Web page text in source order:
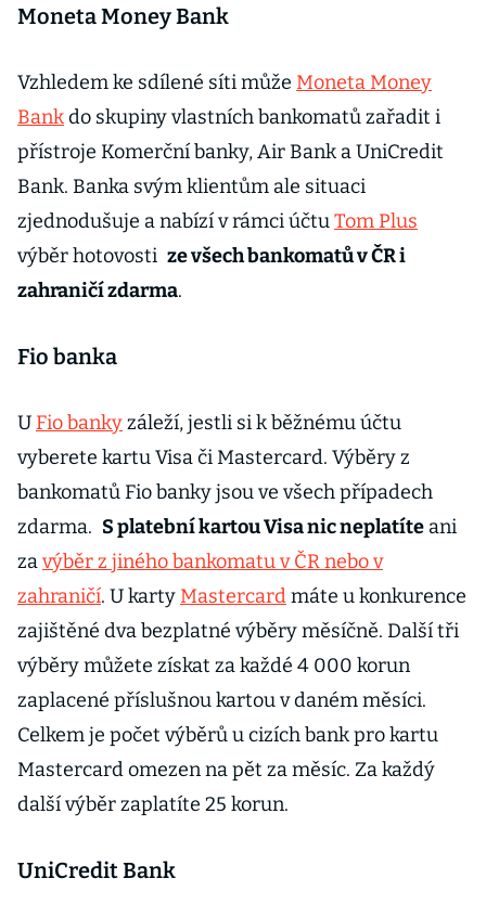
Moneta Money Bank
Vzhledem ke sdílené síti může Moneta Money
Bankdo skupiny vlastních bankomatů zařadit i
přístroje Komerční banky, Air Bank a UniCredit
Bank. Banka svým klientům ale situaci
zjednodušuje a nabízí v rámci účtuTom Plus
výběr hotovosti ze všech bankomatů v ČR i
zahraničí zdarma.
Fio banka
U Fio bankyzáleží, jestli si k běžnému účtu
vyberete kartu Visa či Mastercard. Výběry z
bankomatů Fio banky jsou ve všech případech
zdarma. S platební kartou Visa nic neplatíteani
zavýběr z jiného bankomatu v ČR nebo v
zahraničí. U karty Mastercardmáte u konkurence
zajištěné dva bezplatné výběry měsíčně. Další tři
výběry můžete získat za každé 4 000 korun
zaplacené příslušnou kartou v daném měsíci.
Celkem je počet výběrů u cizích bank pro kartu
Mastercard omezen na pět za měsíc. Za každý
další výběr zaplatíte 25 korun.
UniCredit Bank